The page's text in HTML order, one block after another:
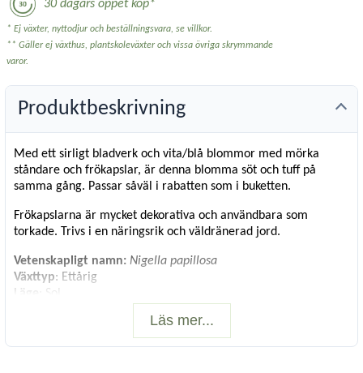
30 dagars öppet köp*
* Ej växter, nyttodjur och beställningsvara, se villkor.
** Gäller ej växthus, plantskoleväxter och vissa övriga skrymmande
varor.
Produktbeskrivning
Med ett sirligt bladverk och vita/blå blommor med mörka
ståndare och frökapslar, är denna blomma söt och tuff på
samma gång. Passar såväl i rabatten som i buketten.
Frökapslarna är mycket dekorativa och användbara som
torkade. Trivs i en näringsrik och väldränerad jord.
Vetenskapligt namn: Nigella papillosa
Växttyp: Ettårig
Läge
Maj-sepLäs mer...